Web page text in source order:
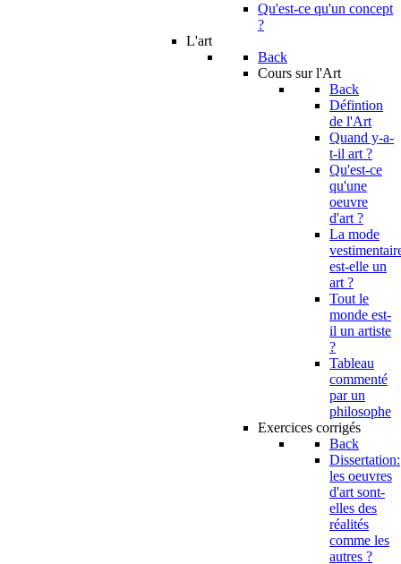
Qu'est-ce qu'un concept
?
L'art
Back
Cours sur l'Art
Back
Défintion
de l'Art
Quand y-a-
t-il art ?
Qu'est-ce
qu'une
oeuvre
d'art ?
La mode
est-elle un
art ?
Tout le
monde est-
il un artiste
?
Tableau
commenté
par un
philosophe
Exercices corrigés
Back
Dissertation:
les oeuvres
d'art sont-
elles des
réalités
comme les
autres ?